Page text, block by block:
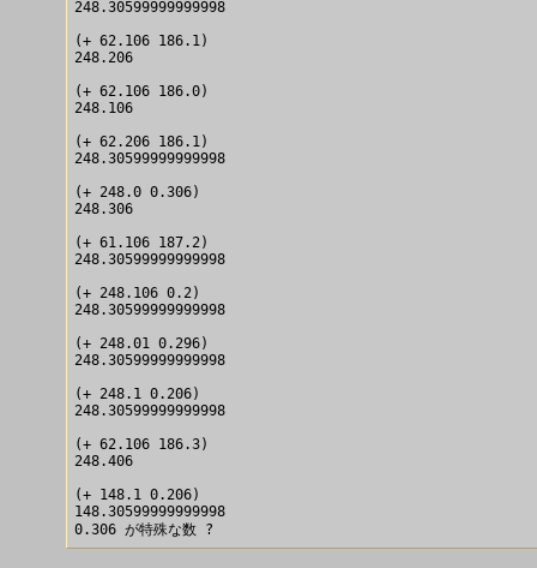
248.30599999999998
(+ 62.106 186.1)
248.206
(+ 62.106 186.0)
248.106
(+ 62.206 186.1)
248.30599999999998
(+ 248.0 0.306)
248.306
(+ 61.106 187.2)
248.30599999999998
(+ 248.106 0.2)
248.30599999999998
(+ 248.01 0.296)
248.30599999999998
(+ 248.1 0.206)
248.30599999999998
(+ 62.106 186.3)
248.406
(+ 148.1 0.206)
148.30599999999998